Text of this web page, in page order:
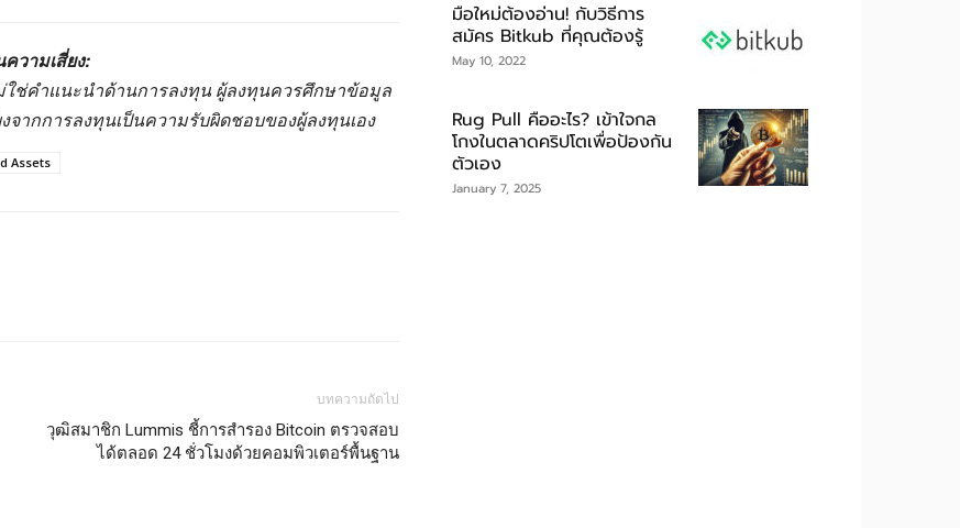
ความเสี่ยง:
ช่คำแนะนำด้านการลงทุน ผู้ลงทุนควรศึกษาข้อมูล
ากการลงทุนเป็นความรับผิดชอบของผู้ลงทุนเอง
Assets
บทความถัดไป
วุฒิสมาชิก Lummis ชี้การสำรอง Bitcoin ตรวจสอบ
ได้ตลอด 24 ชั่วโมงด้วยคอมพิวเตอร์พื้นฐาน
มือใหม่ต้องอ่าน! กับวิธีการ
สมัคร Bitkub ที่คุณต้องรู้
May 10, 2022
Rug Pull คืออะไร? เข้าใจกล
โกงในตลาดคริปโตเพื่อป้องกัน
ตัวเอง
January 7, 2025